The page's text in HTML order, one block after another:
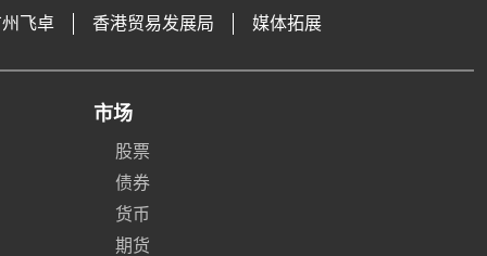
飞卓 香港贸易发展局 媒体拓展
市场
股票
债券
货币
期货